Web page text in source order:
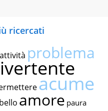
ricercati
attività problema
acume
bello amore paura